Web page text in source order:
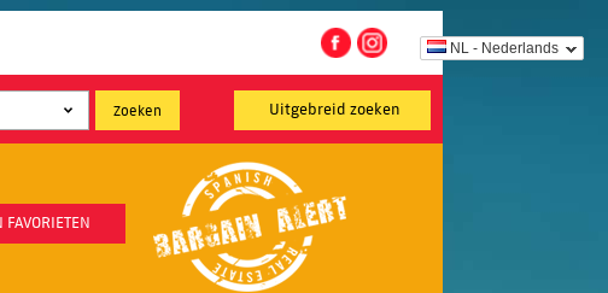
NL - Nederlands
Uitgebreid zoeken
FAVORIETEN